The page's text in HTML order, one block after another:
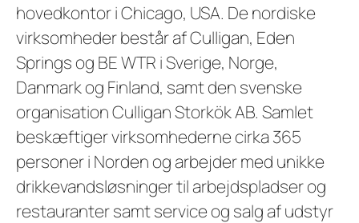
hovedkontor i Chicago, USA. De nordiske
virksomheder består af Culligan, Eden
Springs og BE WTR i Sverige, Norge,
Danmark og Finland, samt den svenske
organisation Culligan Storkök AB. Samlet
beskæftiger virksomhederne cirka 365
personer i Norden og arbejder med unikke
drikkevandsløsninger til arbejdspladser og
restauranter samt service og salg af udstyr